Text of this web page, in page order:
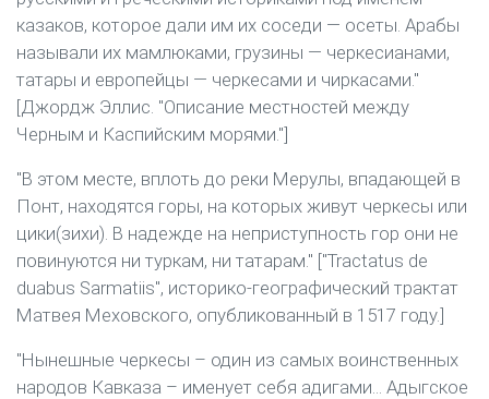
казаков, которое дали им их соседи — осеты. Арабы
называли их мамлюками, грузины — черкесианами,
татары и европейцы — черкесами и чиркасами."
[Джордж Эллис. "Описание местностей между
Черным и Каспийским морями."]
"В этом месте, вплоть до реки Мерулы, впадающей в
Понт, находятся горы, на которых живут черкесы или
цики(зихи). В надежде на неприступность гор они не
повинуются ни туркам, ни татарам." ["Tractatus de
duabus Sarmatiis", историко-географический трактат
Матвея Меховского, опубликованный в 1517 году.]
"Нынешные черкесы – один из самых воинственных
народов Кавказа – именует себя адигами... Адыгское